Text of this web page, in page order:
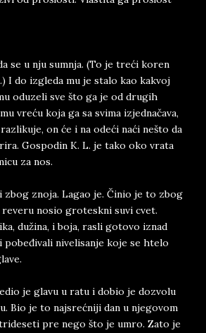
se u nju sumnja. (To je treći koren
I do izgleda mu je stalo kao kakvoj
oduzeli sve što ga je od drugih
vreću koja ga sa svima izjednačava,
on će i na odeći naći nešto da
Gospodin K. L. je tako oko vrata
za nos.
znoja. Lagao je. Činio je to zbog
nosio groteskni suvi cvet.
dužina, i boja, rasli gotovo iznad
pobeđivali nivelisanje koje se htelo
je glavu u ratu i dobio je dozvolu
Bio je to najsrećniji dan u njegovom
pre nego što je umro. Zato je